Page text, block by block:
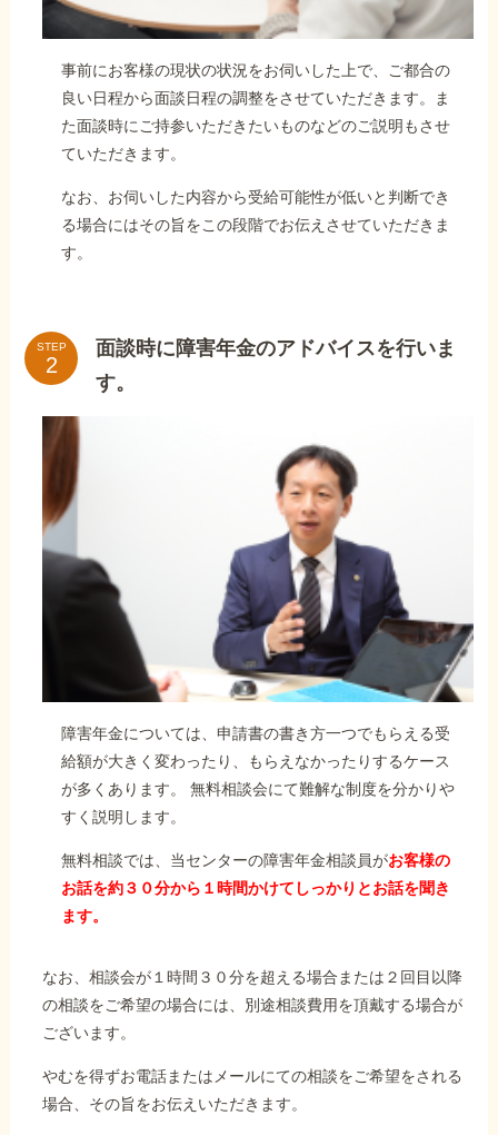
事前にお客様の現状の状況をお伺いした上で、ご都合の
良い日程から面談日程の調整をさせていただきます。ま
た面談時にご持参いただきたいものなどのご説明もさせ
ていただきます。
なお、お伺いした内容から受給可能性が低いと判断でき
る場合にはその旨をこの段階でお伝えさせていただきま
す。
STEP
面談時に障害年金のアドバイスを行いま
す。
障害年金については、申請書の書き方一つでもらえる受
給額が大きく変わったり、もらえなかったりするケース
が多くあります。 無料相談会にて難解な制度を分かりや
すく説明します。
無料相談では、当センターの障害年金相談員がお客様の
お話を約３０分から１時間かけてしっかりとお話を聞き
ます。
なお、相談会が１時間３０分を超える場合または２回目以降
の相談をご希望の場合には、別途相談費用を頂戴する場合が
ございます。
やむを得ずお電話またはメールにての相談をご希望をされる
場合、その旨をお伝えいただきます。